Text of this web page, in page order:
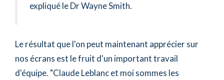
expliqué le Dr Wayne Smith.
Le résultat que l'on peut maintenant apprécier sur
nos écrans est le fruit d'un important travail
d'équipe. "Claude Leblanc et moi sommes les